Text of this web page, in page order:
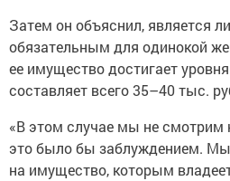
Затем он объяснил, является
обязательным для одинокой
ее имущество достигает
составляет всего 35–40 тыс.
«В этом случае мы не смотрим
это было бы заблуждением.
на имущество, которым